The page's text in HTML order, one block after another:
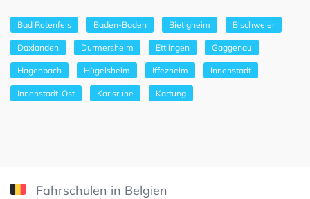
Bad Rotenfels Baden-Baden Bietigheim Bischweier
Daxlanden Durmersheim Ettlingen Gaggenau
Hagenbach Hügelsheim Iffezheim Innenstadt
Innenstadt-Ost Karlsruhe Kartung
Fahrschulen in Belgien